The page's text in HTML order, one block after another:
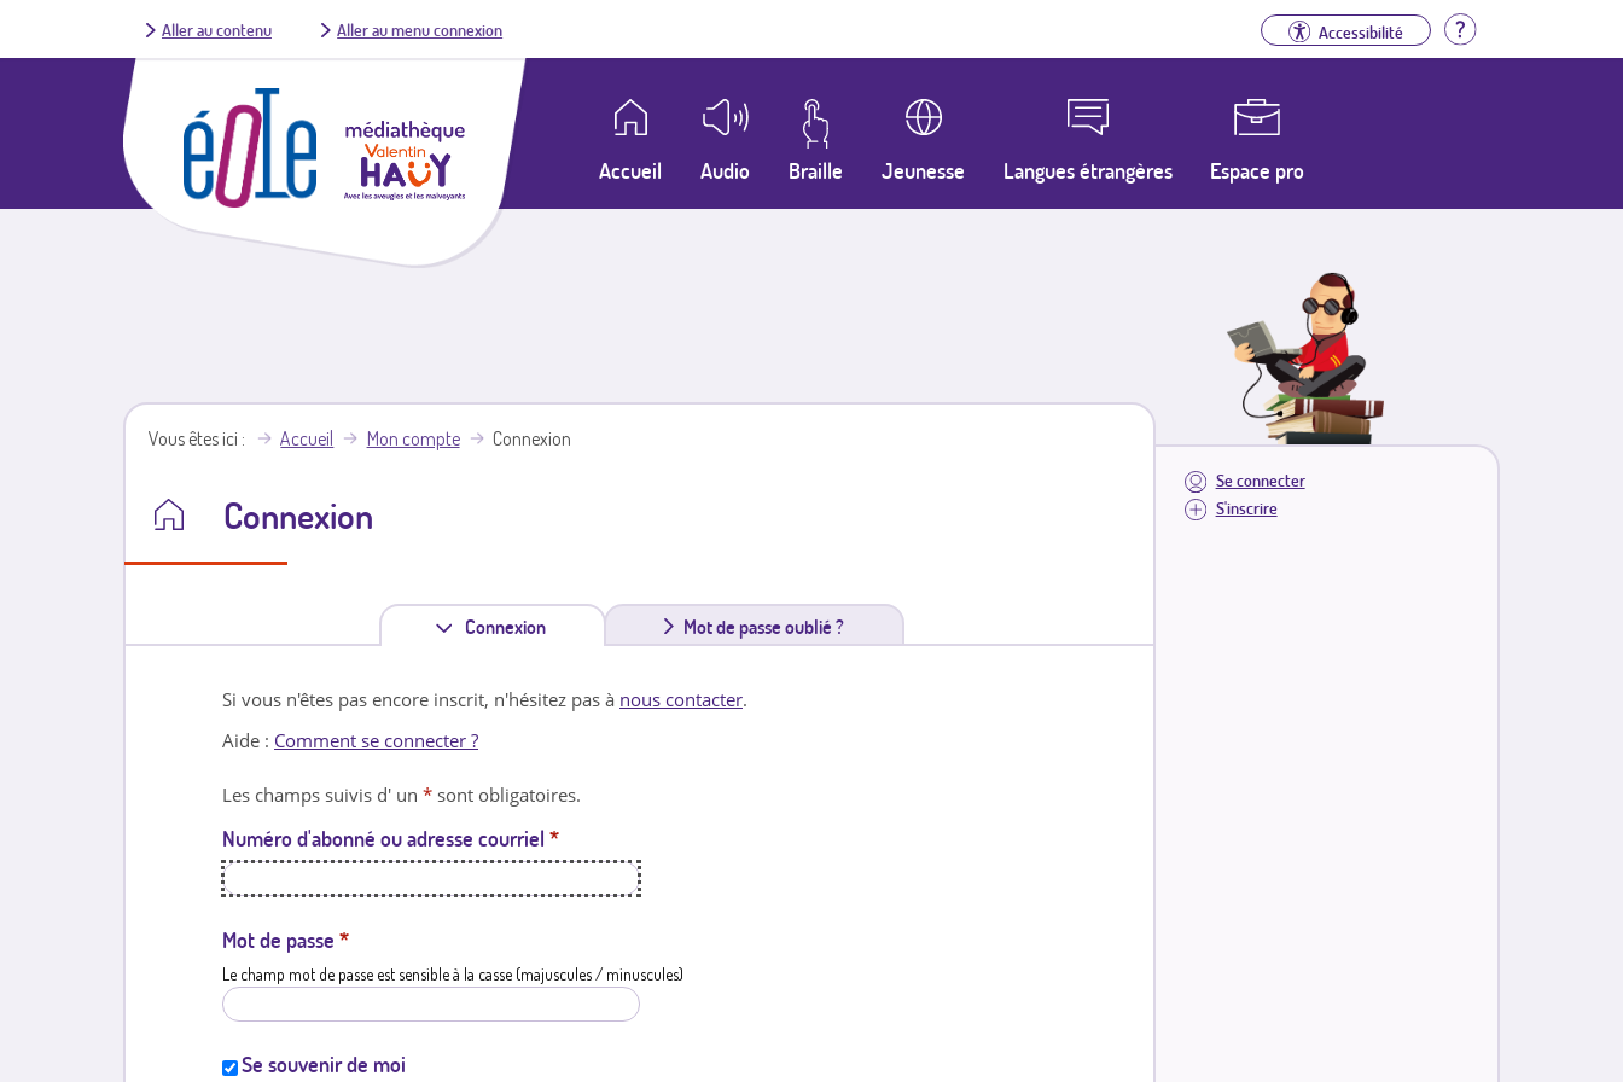
Aller au contenu Aller au menu connexion Accessibilité Aide
Accueil Audio Braille Jeunesse Langues étrangères Espace pro
Se connecter
S'inscrire
Vous êtes ici Accueil Mon compte Connexion
Connexion
Connexion
n
l
e
Mot de passe oublié ?
Si vous n'êtes pas encore inscrit, n'hésitez pas à nous contacter.
Aide : Comment se connecter ?
Les champs suivis d' un * sont obligatoires.
Numéro d'abonné ou adresse courriel *
Mot de passe *
Le champ mot de passe est sensible à la casse (majuscules / minuscules)
Se souvenir de moi